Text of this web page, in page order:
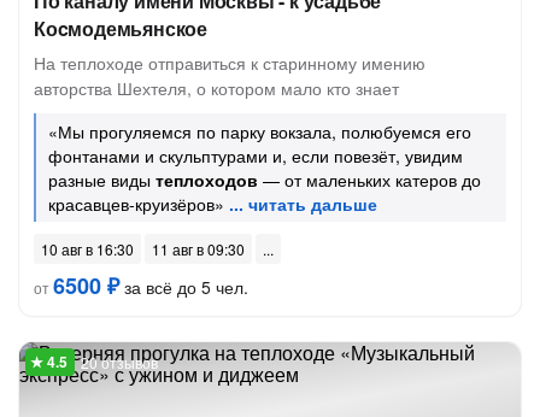
Коcмодемьянское
На теплоходе отправиться к старинному имению
авторства Шехтеля, о котором мало кто знает
«Мы прогуляемся по парку вокзала, полюбуемся его
фонтанами и скульптурами и, если повезёт, увидим
разные виды теплоходов — от маленьких катеров до
красавцев-круизёров»
10 авг в 16:30
11 авг в 09:30
от6500 ₽за всё до 5 чел.
20 отзывов